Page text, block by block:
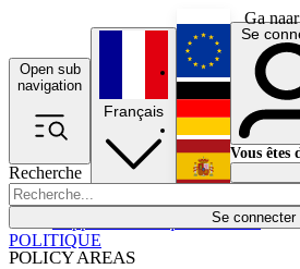
Ga
Open sub
navigation
Recherche
Se connecter
POLICY AREAS
Économie
Français
English
Deutsch
Español
Se
Vous êtes
POLITIQUE